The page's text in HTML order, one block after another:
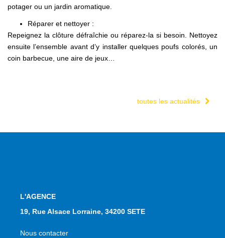
potager ou un jardin aromatique.
Réparer et nettoyer :
Repeignez la clôture défraîchie ou réparez-la si besoin. Nettoyez
ensuite l’ensemble avant d’y installer quelques poufs colorés, un
coin barbecue, une aire de jeux…
toutes les actualités
L'AGENCE
19, Rue Alsace Lorraine, 34200 SETE
Nous contacter